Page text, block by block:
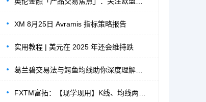
XM 8月25日 Avramis 指标策略报告
实用教程 | 美元在 2025 年还会维持跌